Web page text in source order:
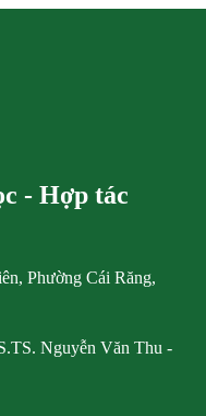
- Hợp tác
Phường Cái Răng,
Nguyễn Văn Thu -